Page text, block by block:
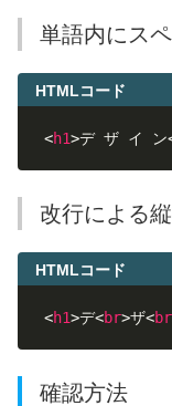
単語内にス
HTMLコード
<h1>デ ザ イ ン
改行による
HTMLコード
<h1>デ<br>ザ<br
確認方法